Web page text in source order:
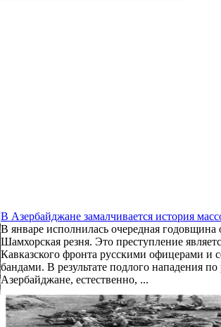
В Азербайджане замалчивается история
В январе исполнилась очередная
Шамхорская резня. Это преступление
Кавказского фронта русскими офицерами и
бандами. В результате подлого нападения
Азербайджане, естественно, ...